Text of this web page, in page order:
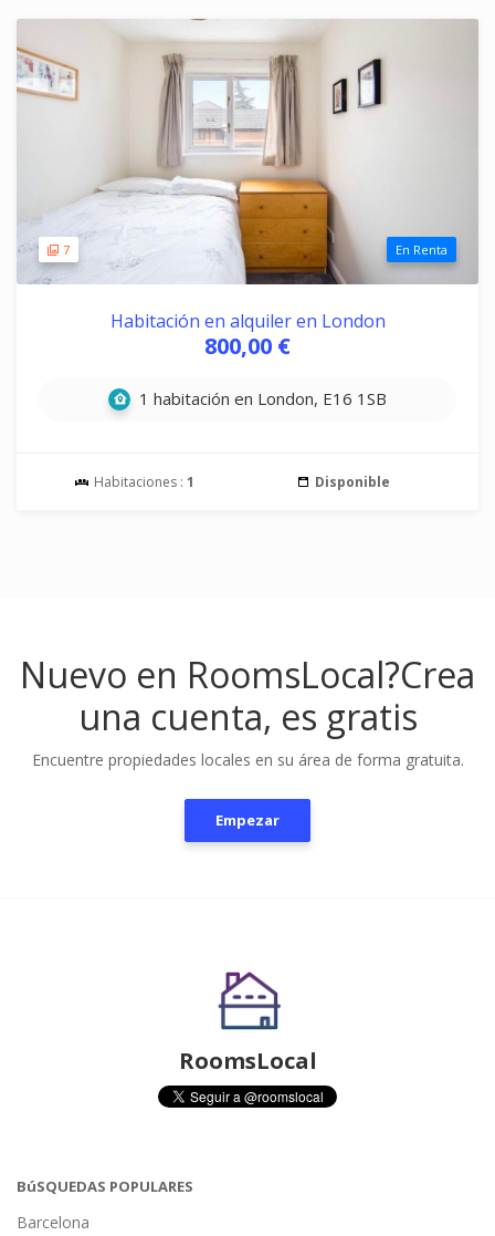
7 En Renta
Habitación en alquiler en London
800,00 €
1 habitación en London, E16 1SB
Habitaciones : 1 Disponible
Nuevo en RoomsLocal?Crea
una cuenta, es gratis
Encuentre propiedades locales en su área de forma gratuita.
Empezar
RoomsLocal
BúSQUEDAS POPULARES
Barcelona